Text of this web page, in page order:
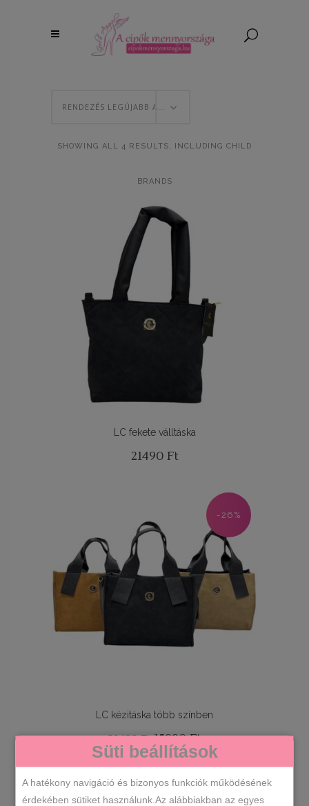
RENDEZÉS LEGÚJABB ALAPJÁN
SHOWING ALL 4 RESULTS, INCLUDING CHILD
BRANDS
LC fekete válltáska
21490 Ft
-26%
LC kézitáska több színben
21490FtOriginal
price
was:
21490 Ft.
15990FtCurrent
price
is:
15990 Ft.
-20%
SOLD
Süti beállítások
A hatékony navigáció és bizonyos funkciók működésének
érdekében sütiket használunk.Az alábbiakban az egyes